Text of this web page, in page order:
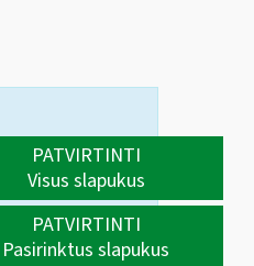
PATVIRTINTI
Visus slapukus
PATVIRTINTI
Pasirinktus slapukus